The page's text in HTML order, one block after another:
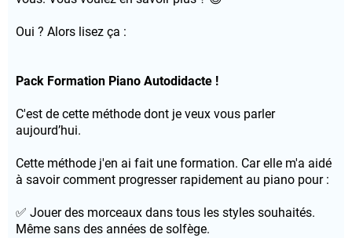
Oui ? Alors lisez ça :
Pack Formation Piano Autodidacte !
C'est de cette méthode dont je veux vous parler
aujourd’hui.
Cette méthode j'en ai fait une formation. Car elle m'a aidé
à savoir comment progresser rapidement au piano pour :
✅ Jouer des morceaux dans tous les styles souhaités.
Même sans des années de solfège.